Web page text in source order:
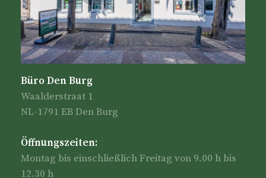
Büro Den Burg
Waalderstraat 1
NL-1791 EB Den Burg
Öffnungszeiten:
Montag bis einschließlich Freitag von 9.00 h bis
12.30 h